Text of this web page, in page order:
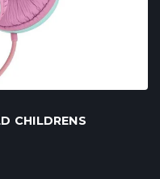
CHILDRENS